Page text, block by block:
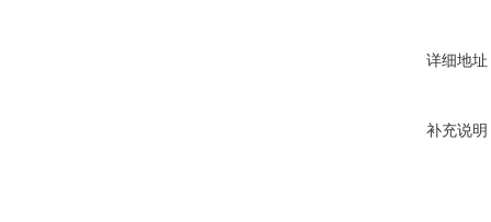
详细地址
补充说明